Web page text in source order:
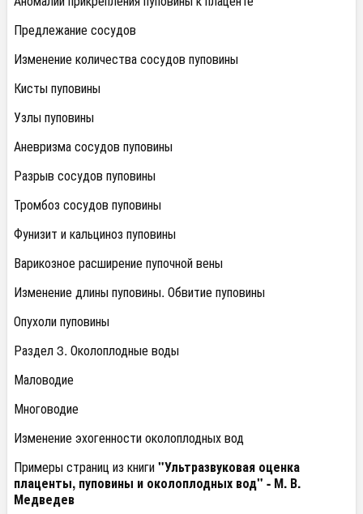
Предлежание сосудов
Изменение количества сосудов пуповины
Кисты пуповины
Узлы пуповины
Аневризма сосудов пуповины
Разрыв сосудов пуповины
Тромбоз сосудов пуповины
Фунизит и кальциноз пуповины
Варикозное расширение пупочной вены
Изменение длины пуповины. Обвитие пуповины
Опухоли пуповины
Раздел 3. Околоплодные воды
Маловодие
Многоводие
Изменение эхогенности околоплодных вод
Примеры страниц из книги"Ультразвуковая оценка
плаценты, пуповины и околоплодных вод" - М. В.
Медведев